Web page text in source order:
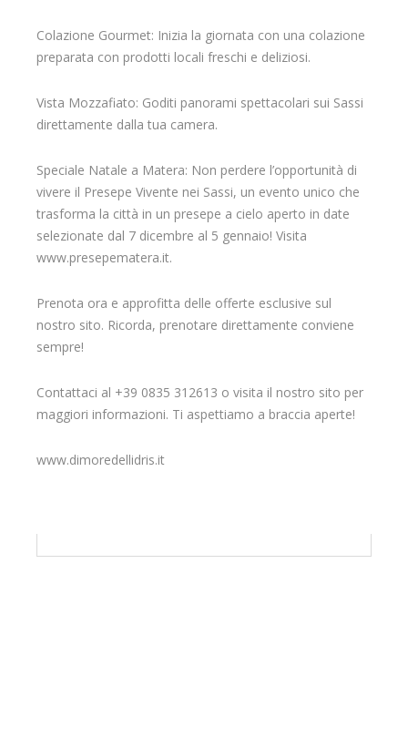
Colazione Gourmet: Inizia la giornata con una colazione
preparata con prodotti locali freschi e deliziosi.
Vista Mozzafiato: Goditi panorami spettacolari sui Sassi
direttamente dalla tua camera.
Speciale Natale a Matera: Non perdere l’opportunità di
vivere il Presepe Vivente nei Sassi, un evento unico che
trasforma la città in un presepe a cielo aperto in date
selezionate dal 7 dicembre al 5 gennaio! Visita
www.presepematera.it.
Prenota ora e approfitta delle offerte esclusive sul
nostro sito. Ricorda, prenotare direttamente conviene
sempre!
Contattaci al +39 0835 312613 o visita il nostro sito per
maggiori informazioni. Ti aspettiamo a braccia aperte!
www.dimoredellidris.it